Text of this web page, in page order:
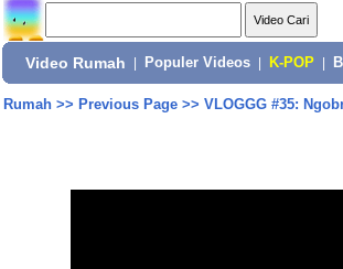
Video Rumah Populer Videos K-POP
Rumah>> Previous Page>> VLOGGG #35: